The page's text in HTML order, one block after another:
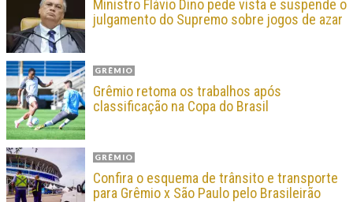
Ministro Flávio Dino pede vista e suspende o
julgamento do Supremo sobre jogos de azar
GRÊMIO
Grêmio retoma os trabalhos após
classificação na Copa do Brasil
GRÊMIO
Confira o esquema de trânsito e transporte
para Grêmio x São Paulo pelo Brasileirão